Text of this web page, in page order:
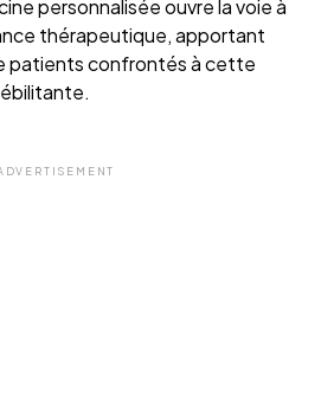
personnalisée ouvre la voie à
thérapeutique, apportant
patients confrontés à cette